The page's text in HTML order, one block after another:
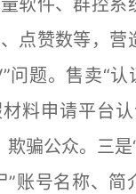
软件、群控系
点赞数等，营
问题。售卖“认
料申请平台认
欺骗公众。三是
”账号名称、简